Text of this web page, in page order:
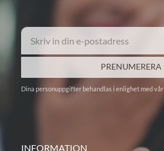
PRENUMERERA
Dina personuppgifter behandlas i enlighet med vår
INFORMATION